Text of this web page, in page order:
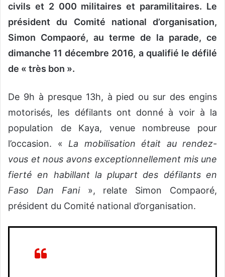
civils et 2 000 militaires et paramilitaires. Le
président du Comité national d’organisation,
Simon Compaoré, au terme de la parade, ce
dimanche 11 décembre 2016, a qualifié le défilé
de « très bon ».
De 9h à presque 13h, à pied ou sur des engins
motorisés, les défilants ont donné à voir à la
population de Kaya, venue nombreuse pour
l’occasion. « La mobilisation était au rendez-
vous et nous avons exceptionnellement mis une
fierté en habillant la plupart des défilants en
Faso Dan Fani», relate Simon Compaoré,
président du Comité national d’organisation.